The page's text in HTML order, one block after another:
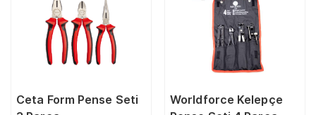
Ceta Form Pense Seti
Worldforce Kelepçe